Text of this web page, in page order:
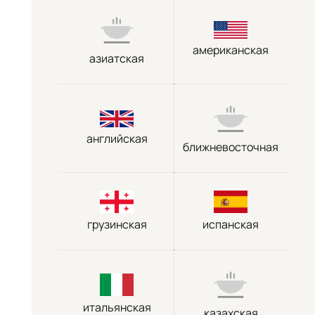
азиатская
американская
английская
ближневосточная
грузинская испанская
итальянская